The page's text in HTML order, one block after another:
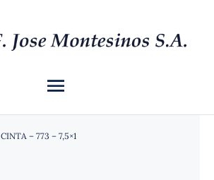
Toggle
Navigation
CINTA – 773 – 7,5×1